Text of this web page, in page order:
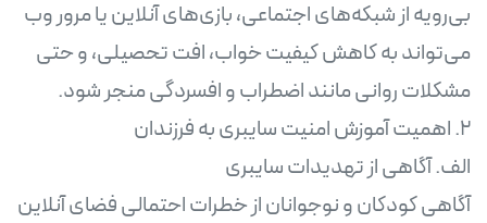
بی‌رویه از شبکه‌های اجتماعی، بازی‌های آنلاین یا مرور وب
می‌تواند به کاهش کیفیت خواب، افت تحصیلی، و حتی
آگاهی کودکان و نوجوانان از خطرات احتمالی فضای آنلاین